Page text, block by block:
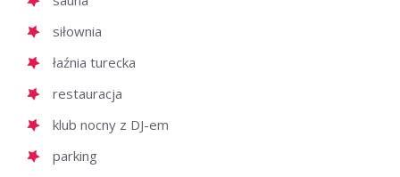
siłownia
łaźnia turecka
restauracja
klub nocny z DJ-em
parking